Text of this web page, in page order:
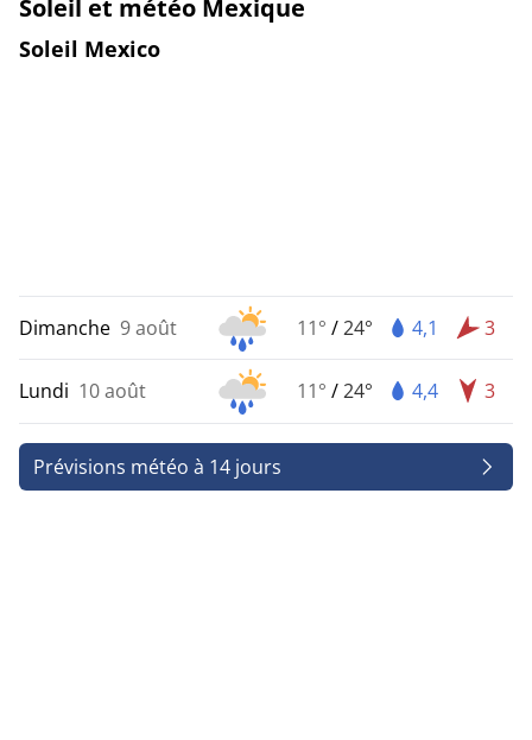
Soleil et météo Mexique
Soleil Mexico
Dimanche 9 août 11° /24° 4,1 3
Lundi 10 août 11° /24° 4,4 3
Prévisions météo à 14 jours